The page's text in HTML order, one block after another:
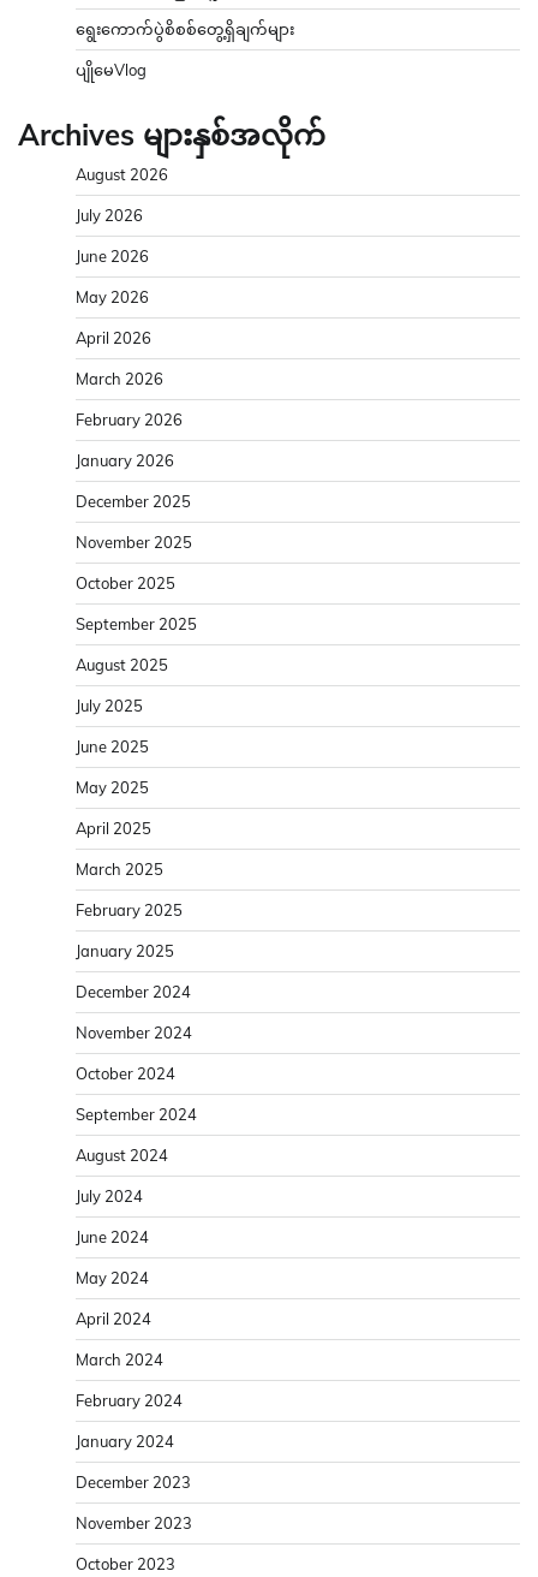
ရွေးကောက်ပွဲစိစစ်တွေ့ရှိချက်များ
ပျိုမေVlog
Archives များနှစ်အလိုက်
August 2026
July 2026
June 2026
May 2026
April 2026
March 2026
February 2026
January 2026
December 2025
November 2025
October 2025
September 2025
August 2025
July 2025
June 2025
May 2025
April 2025
March 2025
February 2025
January 2025
December 2024
November 2024
October 2024
September 2024
August 2024
July 2024
June 2024
May 2024
April 2024
March 2024
February 2024
January 2024
December 2023
November 2023
October 2023